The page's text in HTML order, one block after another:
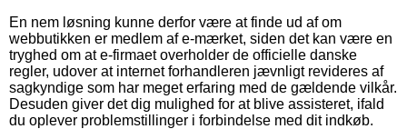
En nem løsning kunne derfor være at finde ud af om
webbutikken er medlem af e-mærket, siden det kan være en
tryghed om at e-firmaet overholder de officielle danske
regler, udover at internet forhandleren jævnligt revideres af
sagkyndige som har meget erfaring med de gældende vilkår.
Desuden giver det dig mulighed for at blive assisteret, ifald
du oplever problemstillinger i forbindelse med dit indkøb.